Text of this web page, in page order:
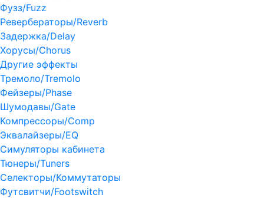
Фузз/Fuzz
Ревербераторы/Reverb
Задержка/Delay
Хорусы/Chorus
Другие эффекты
Тремоло/Tremolo
Фейзеры/Phase
Шумодавы/Gate
Компрессоры/Comp
Эквалайзеры/EQ
Симуляторы кабинета
Тюнеры/Tuners
Селекторы/Коммутаторы
Футсвитчи/Footswitch